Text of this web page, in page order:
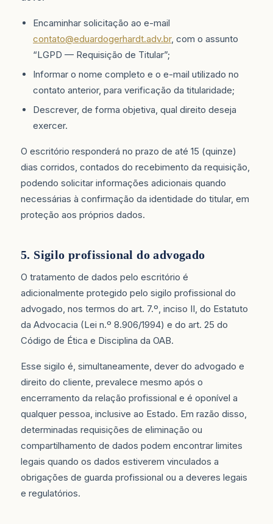
Encaminhar solicitação ao e-mail
contato@eduardogerhardt.adv.br, com o assunto
“LGPD — Requisição de Titular”;
Informar o nome completo e o e-mail utilizado no
contato anterior, para verificação da titularidade;
Descrever, de forma objetiva, qual direito deseja
exercer.
O escritório responderá no prazo de até 15 (quinze)
dias corridos, contados do recebimento da requisição,
podendo solicitar informações adicionais quando
necessárias à confirmação da identidade do titular, em
proteção aos próprios dados.
5. Sigilo profissional do advogado
O tratamento de dados pelo escritório é
adicionalmente protegido pelo sigilo profissional do
advogado, nos termos do art. 7.º, inciso II, do Estatuto
da Advocacia (Lei n.º 8.906/1994) e do art. 25 do
Código de Ética e Disciplina da OAB.
Esse sigilo é, simultaneamente, dever do advogado e
direito do cliente, prevalece mesmo após o
encerramento da relação profissional e é oponível a
qualquer pessoa, inclusive ao Estado. Em razão disso,
determinadas requisições de eliminação ou
compartilhamento de dados podem encontrar limites
legais quando os dados estiverem vinculados a
obrigações de guarda profissional ou a deveres legais
e regulatórios.